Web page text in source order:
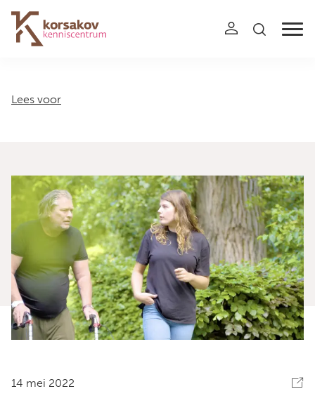
Navigation
Lees voor
14 mei 2022